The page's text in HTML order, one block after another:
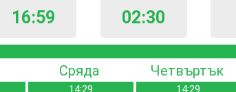
16:59 02:30
Сряда
14:29
Четвъртък
14:29